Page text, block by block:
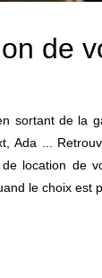
de
sortant de la
Ada ...
de location de
le choix est